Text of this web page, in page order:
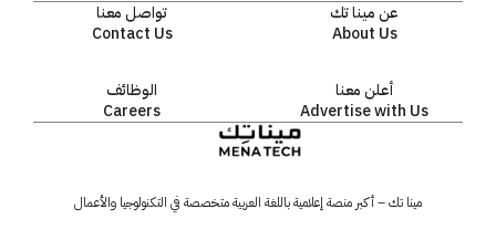
عن مينا تك
About Us
تواصل معنا
Contact Us
أعلن معنا
Advertise with Us
الوظائف
Careers
مينا تك – أكبر منصة إعلامية باللغة العربية متخصصة في التكنولوجيا والأعمال